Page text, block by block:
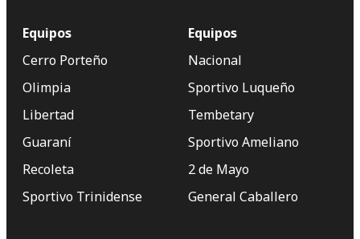
Equipos
Cerro Porteño
Olimpia
Libertad
Guaraní
Recoleta
Sportivo Trinidense
Equipos
Nacional
Sportivo Luqueño
Tembetary
Sportivo Ameliano
2 de Mayo
General Caballero